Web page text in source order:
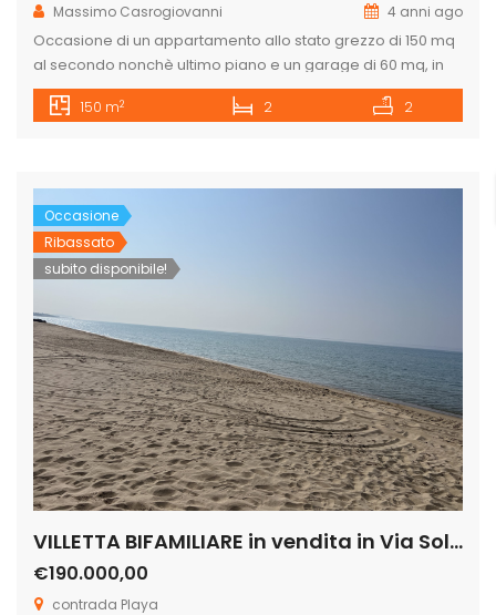
Massimo Casrogiovanni
4 anni ago
Occasione di un appartamento allo stato grezzo di 150 mq
al secondo nonchè ultimo piano e un garage di 60 mq, in
zona vicino l’eurospin di via Palma, in un piccolo
condominio di soli 4 unità abitative, zona tranquilla,
veniteci a […]
150 m2 2 2
Occasione
Ribassato
subito disponibile!
VILLETTA BIFAMILIARE in vendita in Via Soldato Vinciguerra 2 CONTRADA PLAYA
€190.000,00
contrada Playa